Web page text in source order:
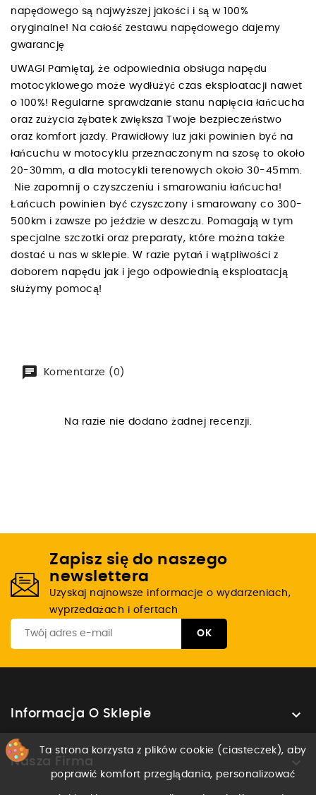
napędowego są najwyższej jakości i są w 100%
oryginalne! Na całość zestawu napędowego dajemy
gwarancję
UWAGI Pamiętaj, że odpowiednia obsługa napędu
motocyklowego może wydłużyć czas eksploatacji nawet
o 100%! Regularne sprawdzanie stanu napięcia łańcucha
oraz zużycia zębatek zwiększa Twoje bezpieczeństwo
oraz komfort jazdy. Prawidłowy luz jaki powinien być na
łańcuchu w motocyklu przeznaczonym na szosę to około
20-30mm, a dla motocykli terenowych około 30-45mm.
Nie zapomnij o czyszczeniu i smarowaniu łańcucha!
Łańcuch powinien być czyszczony i smarowany co 300-
500km i zawsze po jeździe w deszczu. Pomagają w tym
specjalne szczotki oraz preparaty, które można także
dostać u nas w sklepie. W razie pytań i wątpliwości z
doborem napędu jak i jego odpowiednią eksploatacją
służymy pomocą!
Komentarze (0)
Na razie nie dodano żadnej recenzji.
Zapisz się do naszego
newslettera
Uzyskaj najnowsze informacje o wydarzeniach,
wyprzedażach i ofertach
Informacja O Sklepie 
Nasza Firma 
Ta strona korzysta z plików cookie (ciasteczek), aby
poprawić komfort przeglądania, personalizować